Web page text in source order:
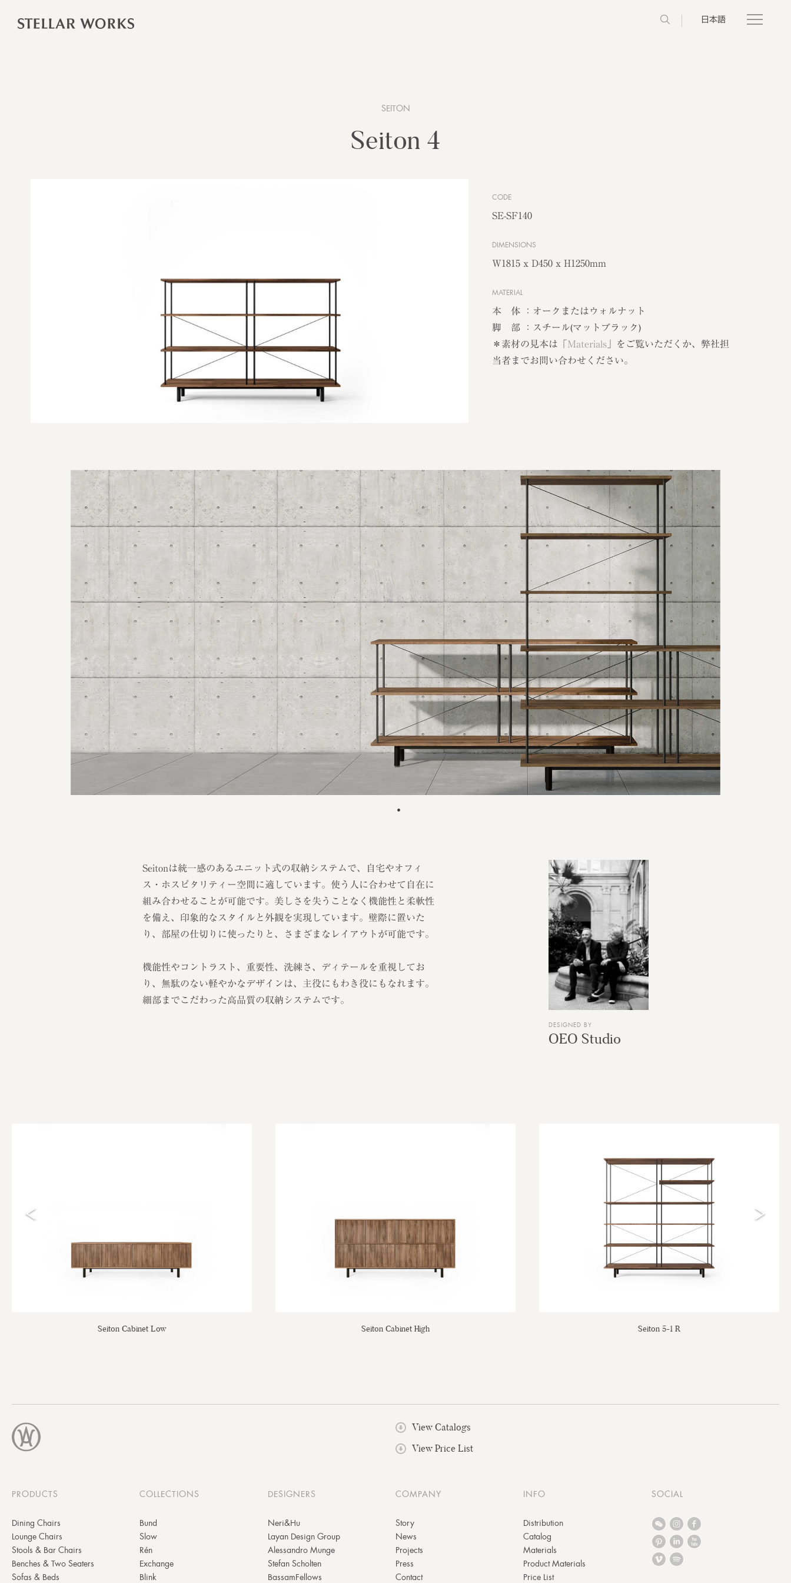
日本語
SEITON
Seiton 4
CODE
SE-SF140
DIMENSIONS
W1815 x D450 x H1250mm
MATERIAL
本 体 ：オークまたはウォルナット
脚 部 ：スチール(マットブラック)
＊素材の見本は「 Materials 」をご覧いただくか、弊社担
当者までお問い合わせください。
Seitonは統一感のあるユニット式の収納システムで、自宅やオフィ
ス・ホスピタリティー空間に適しています。使う人に合わせて自在に
組み合わせることが可能です。美しさを失うことなく機能性と柔軟性
を備え、印象的なスタイルと外観を実現しています。壁際に置いた
り、部屋の仕切りに使ったりと、さまざまなレイアウトが可能です。
機能性やコントラスト、重要性、洗練さ、ディテールを重視してお
り、無駄のない軽やかなデザインは、主役にもわき役にもなれます。
細部までこだわった高品質の収納システムです。
DESIGNED BY
OEO Studio
Seiton Cabinet Low Seiton Cabinet High Seiton 5-1 R
View Catalogs
View Price List
PRODUCTS
Dining Chairs
Lounge Chairs
Stools & Bar Chairs
Benches & Two Seaters
Sofas & Beds
COLLECTIONS
Bund
Slow
Rén
Exchange
Blink
DESIGNERS
Neri&Hu
Layan Design Group
Alessandro Munge
Stefan Scholten
BassamFellows
COMPANY
Story
News
Projects
Press
Contact
INFO
Distribution
Catalog
Materials
Product Materials
Price List
SOCIAL